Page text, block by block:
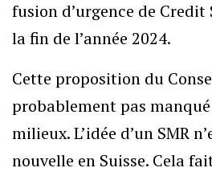
fusion d’urgence de Credit
la fin de l’année 2024.
Cette proposition du
probablement pas
milieux. L’idée d’un SMR
nouvelle en Suisse. Cela